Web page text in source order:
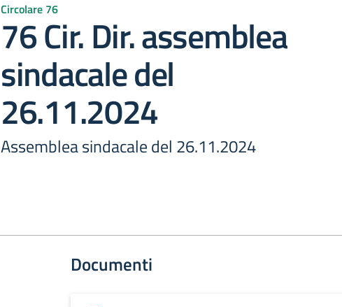
Circolare 76
76 Cir. Dir. assemblea
sindacale del
26.11.2024
Assemblea sindacale del 26.11.2024
Documenti